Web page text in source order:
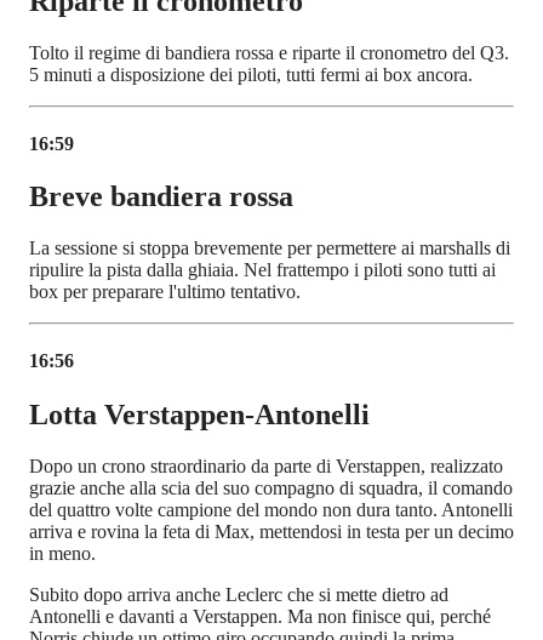
Tolto il regime di bandiera rossa e riparte il cronometro del Q3.
5 minuti a disposizione dei piloti, tutti fermi ai box ancora.
16:59
Breve bandiera rossa
La sessione si stoppa brevemente per permettere ai marshalls di
ripulire la pista dalla ghiaia. Nel frattempo i piloti sono tutti ai
box per preparare l'ultimo tentativo.
16:56
Lotta Verstappen-Antonelli
Dopo un crono straordinario da parte di Verstappen, realizzato
grazie anche alla scia del suo compagno di squadra, il comando
del quattro volte campione del mondo non dura tanto. Antonelli
arriva e rovina la feta di Max, mettendosi in testa per un decimo
in meno.
Subito dopo arriva anche Leclerc che si mette dietro ad
Antonelli e davanti a Verstappen. Ma non finisce qui, perché